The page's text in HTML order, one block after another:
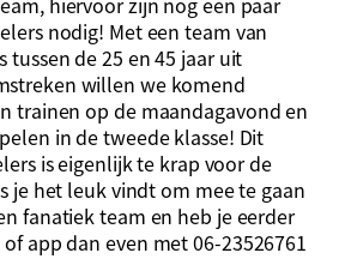
nodig! Met een team van
tussen de 25 en 45 jaar uit
willen we komend
trainen op de maandagavond en
in de tweede klasse! Dit
is eigenlijk te krap voor de
je het leuk vindt om mee te gaan
fanatiek team en heb je eerder
app dan even met 06-23526761